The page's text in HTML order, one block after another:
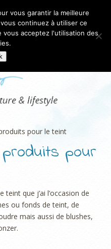
pour le teint
pour
que j’ai l’occasion de
ou fonds de teint, de
mais aussi de blushes,
vous garantir la meilleure
continuez à utiliser ce
acceptez l'utilisation des